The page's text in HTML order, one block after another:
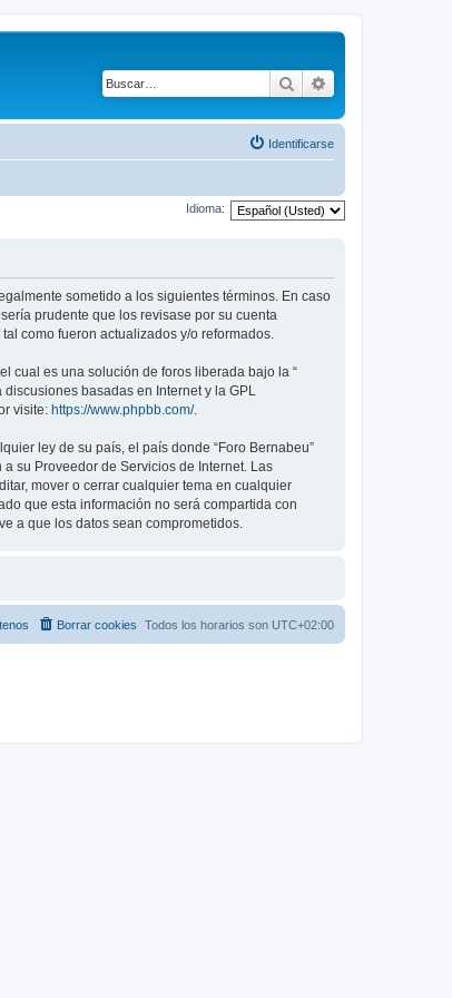
Buscar
Identificarse
Idioma:
sometido a los siguientes términos. En caso
prudente que los revisase por su cuenta
como fueron actualizados y/o reformados.
el cual es una solución de foros liberada bajo la “
basadas en Internet y la GPL
visite: https://www.phpbb.com/.
ley de su país, el país donde “Foro Bernabeu”
su Proveedor de Servicios de Internet. Las
mover o cerrar cualquier tema en cualquier
que esta información no será compartida con
a que los datos sean comprometidos.
Todos los horarios son UTC+02:00
Borrar cookies